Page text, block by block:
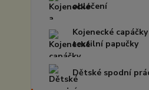
oblečení
Kojenecké capáčky
textilní papučky
Dětské spodní